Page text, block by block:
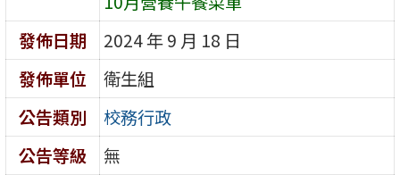
發佈日期
2024 年 9 月 18 日
發佈單位
衛生組
公告類別
校務行政
公告等級
無